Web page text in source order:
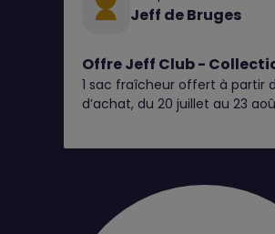
Jeff de Bruges
Offre Jeff Club -
Giandujas Glacés
1 sac fraîcheur offert à partir
d’achat, du 20 juillet au 23